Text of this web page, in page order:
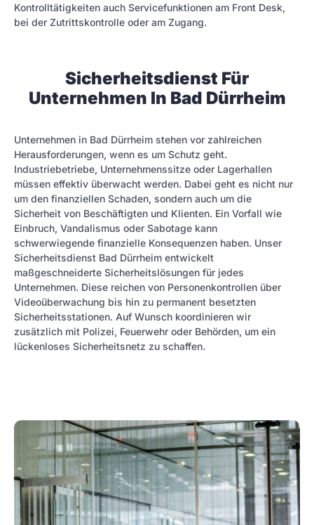
Kontrolltätigkeiten auch Servicefunktionen am Front Desk,
bei der Zutrittskontrolle oder am Zugang.
Sicherheitsdienst Für
Unternehmen In Bad Dürrheim
Unternehmen in Bad Dürrheim stehen vor zahlreichen
Herausforderungen, wenn es um Schutz geht.
Industriebetriebe, Unternehmenssitze oder Lagerhallen
müssen effektiv überwacht werden. Dabei geht es nicht nur
um den finanziellen Schaden, sondern auch um die
Sicherheit von Beschäftigten und Klienten. Ein Vorfall wie
Einbruch, Vandalismus oder Sabotage kann
schwerwiegende finanzielle Konsequenzen haben. Unser
Sicherheitsdienst Bad Dürrheim entwickelt
maßgeschneiderte Sicherheitslösungen für jedes
Unternehmen. Diese reichen von Personenkontrollen über
Videoüberwachung bis hin zu permanent besetzten
Sicherheitsstationen. Auf Wunsch koordinieren wir
zusätzlich mit Polizei, Feuerwehr oder Behörden, um ein
lückenloses Sicherheitsnetz zu schaffen.